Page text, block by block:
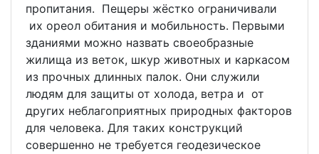
пропитания. Пещеры жёстко ограничивали
их ореол обитания и мобильность. Первыми
зданиями можно назвать своеобразные
жилища из веток, шкур животных и каркасом
из прочных длинных палок. Они служили
людям для защиты от холода, ветра и от
других неблагоприятных природных факторов
для человека. Для таких конструкций
совершенно не требуется геодезическое